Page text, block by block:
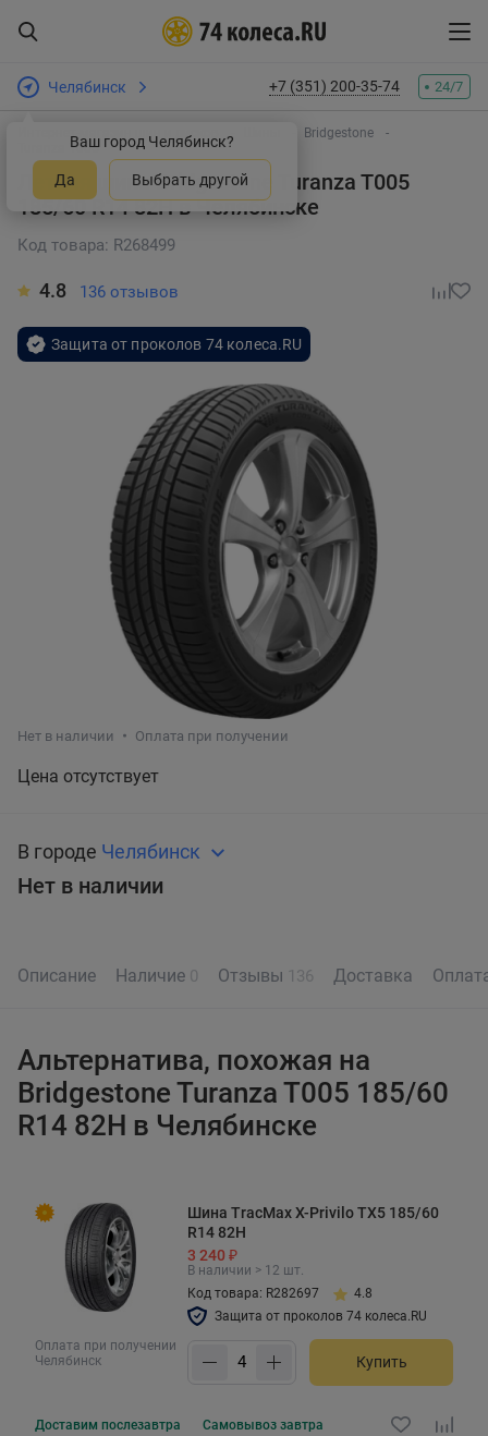
Челябинск
Ваш город Челябинск?
Да Выбрать другой
+7 (351) 200-35-74 24/7
Интернет-магазин шин и дисков
Bridgestone
Turanza T005
Летняя шина Bridgestone Turanza T005
185/60 R14 82Hв Челябинске
Код товара: R268499
4.8 136 отзывов
Защита от проколов 74 колеса.RU
Нет в наличии Оплата при получении
Цена отсутствует
В городе Челябинск
Нет в наличии
Описание Наличие 0 Отзывы 136 Доставка
Альтернатива, похожая на
Bridgestone Turanza T005 185/60
R14 82H в Челябинске
Оплата при получении
Челябинск
Шина TracMax X-Privilo TX5 185/60
R14 82H
3 240 ₽
В наличии > 12 шт.
Код товара: R282697
4.8
Защита от проколов 74 колеса.RU
Купить
Доставим послезавтра Самовывоз завтра